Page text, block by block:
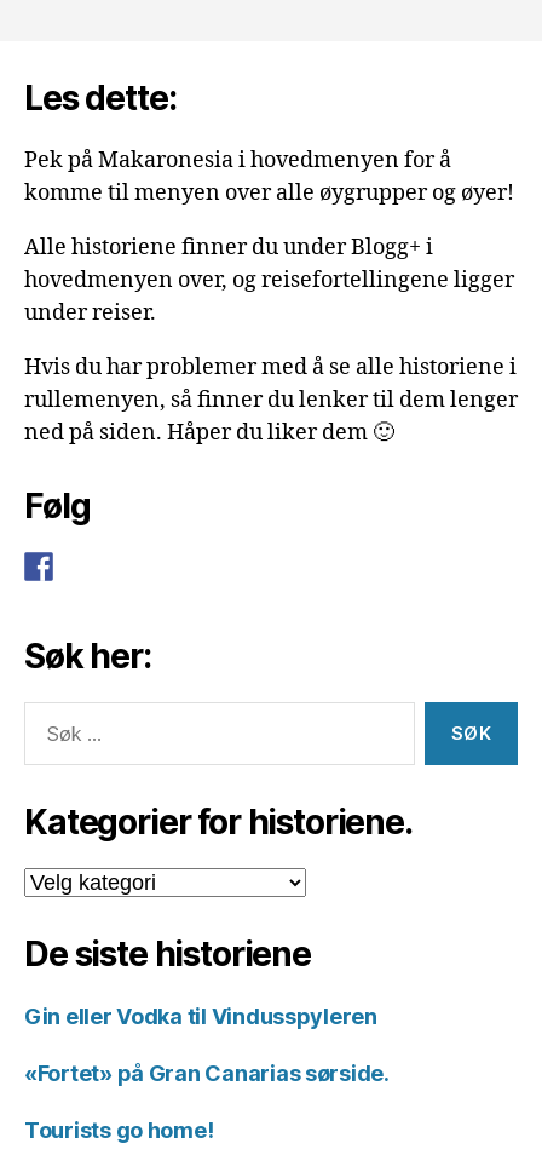
Les dette:
Pek på Makaronesia i hovedmenyen for å
komme til menyen over alle øygrupper og øyer!
Alle historiene finner du under Blogg+ i
hovedmenyen over, og reisefortellingene ligger
under reiser.
Hvis du har problemer med å se alle historiene i
rullemenyen, så finner du lenker til dem lenger
ned på siden. Håper du liker dem 🙂
Følg
Søk her:
etter:
Kategorier for historiene.
Kategorier
for
De siste historiene
Gin eller Vodka til Vindusspyleren
«Fortet» på Gran Canarias sørside.
Tourists go home!